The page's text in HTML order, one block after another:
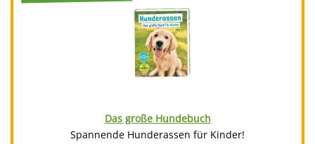
Das große Hundebuch
Spannende Hunderassen für Kinder!